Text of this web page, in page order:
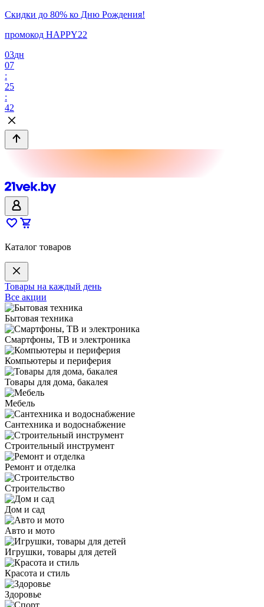
Скидки до 80% ко Дню Рождения!
промокод HAPPY22
03дн
07
:
25
:
42
Каталог товаров
Товары на каждый день
Все акции
Бытовая техника
Смартфоны, ТВ и электроника
Компьютеры и периферия
Товары для дома, бакалея
Мебель
Сантехника и водоснабжение
Строительный инструмент
Ремонт и отделка
Строительство
Дом и сад
Авто и мото
Игрушки, товары для детей
Красота и стиль
Здоровье